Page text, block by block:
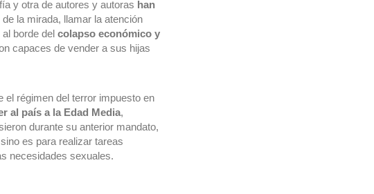
y otra de autores y autoras han
la mirada, llamar la atención
borde del colapso económico y
capaces de vender a sus hijas
el régimen del terror impuesto en
al país a la Edad Media,
durante su anterior mandato,
es para realizar tareas
necesidades sexuales.